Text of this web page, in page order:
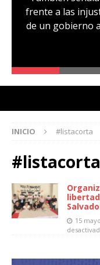
frente a las
de un gobierno
INICIO #listacorta
#listacorta
15